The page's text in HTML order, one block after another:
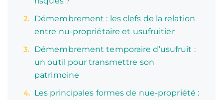
Démembrement : les clefs de la relation
entre nu-propriétaire et usufruitier
Démembrement temporaire d’usufruit :
un outil pour transmettre son
patrimoine
Les principales formes de nue-propriété :